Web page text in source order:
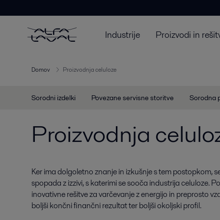
Industrije Proizvodi in
Domov Proizvodnja celuloze
Sorodni izdelki Povezane servisne storitve Sorodna
Proizvodnja
Ker ima dolgoletno znanje in izkušnje s tem postopkom,
spopada z izzivi, s katerimi se sooča industrija celuloze.
inovativne rešitve za varčevanje z energijo in preprosto
boljši končni finančni rezultat ter boljši okoljski profil.